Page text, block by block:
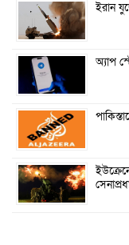
ইরান
অ্যাপ